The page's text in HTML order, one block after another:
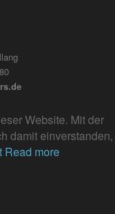
Website. Mit der
damit einverstanden,
Read more